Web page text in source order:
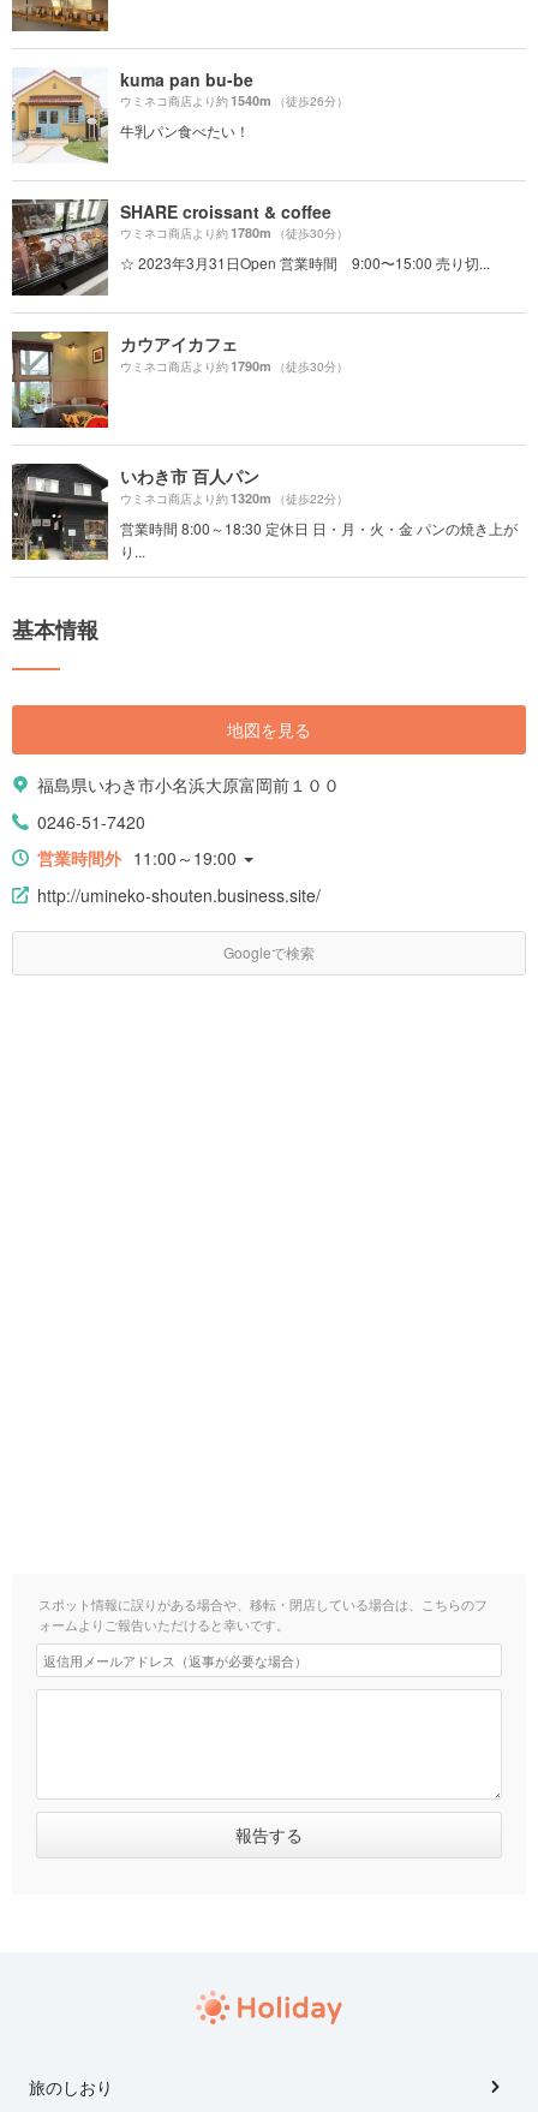
kuma pan bu-be
ウミネコ商店より約1540m （徒歩26分）
牛乳パン食べたい！
SHARE croissant & coffee
ウミネコ商店より約1780m （徒歩30分）
☆ 2023年3月31日Open 営業時間 9:00〜15:00 売り切...
カウアイカフェ
ウミネコ商店より約1790m （徒歩30分）
いわき市 百人パン
ウミネコ商店より約1320m （徒歩22分）
営業時間 8:00～18:30 定休日 日・月・火・金 パンの焼き上が
り...
基本情報
地図を見る
福島県いわき市小名浜大原富岡前１００
0246-51-7420
営業時間外 11:00～19:00
http://umineko-shouten.business.site/
Googleで検索
スポット情報に誤りがある場合や、移転・閉店している場合は、こちらのフ
ォームよりご報告いただけると幸いです。
旅のしおり